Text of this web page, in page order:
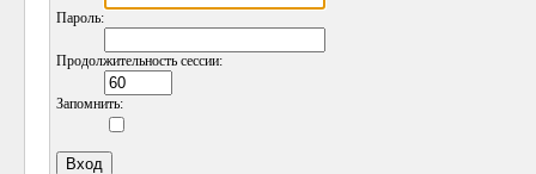
Пароль:
Продолжительность сессии:
Запомнить: